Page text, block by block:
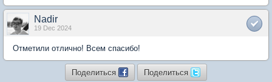
Nadir
19 Dec 2024
Отметили отлично! Всем спасибо!
Поделиться Поделиться